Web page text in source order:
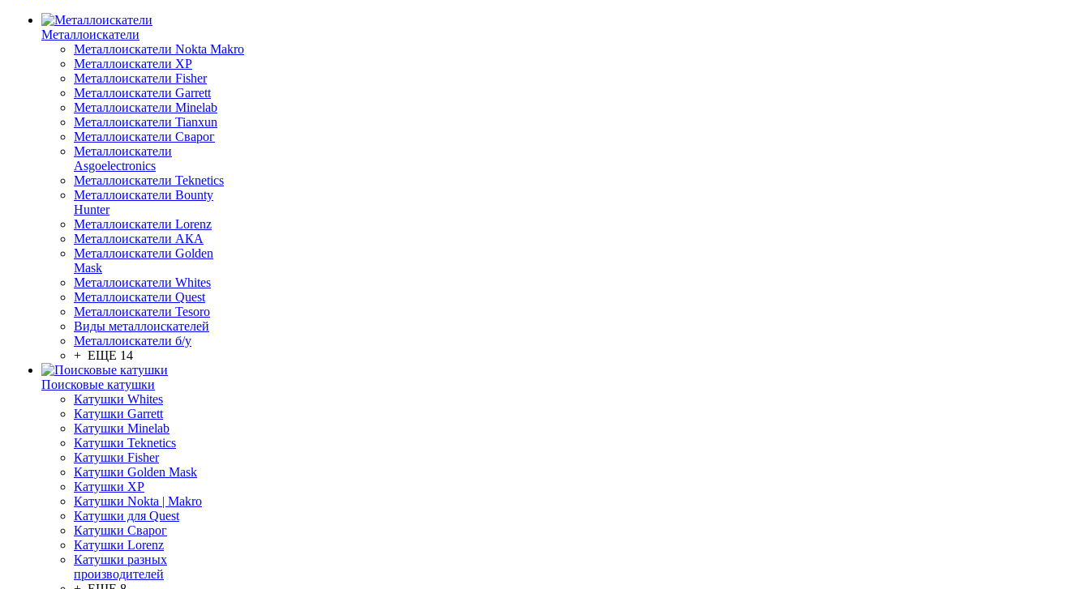
Металлоискатели
Металлоискатели Nokta Makro
Металлоискатели XP
Металлоискатели Fisher
Металлоискатели Garrett
Металлоискатели Minelab
Металлоискатели Tianxun
Металлоискатели Сварог
Металлоискатели
Asgoelectronics
Металлоискатели Teknetics
Металлоискатели Bounty
Hunter
Металлоискатели Lorenz
Металлоискатели АКА
Металлоискатели Golden
Mask
Металлоискатели Whites
Металлоискатели Quest
Металлоискатели Tesoro
Виды металлоискателей
Металлоискатели б/у
+ ЕЩЕ 14
Поисковые катушки
Катушки Whites
Катушки Garrett
Катушки Minelab
Катушки Teknetics
Катушки Fisher
Катушки Golden Mask
Катушки XP
Катушки Nokta | Makro
Катушки для Quest
Катушки Сварог
Катушки Lorenz
Катушки разных
производителей